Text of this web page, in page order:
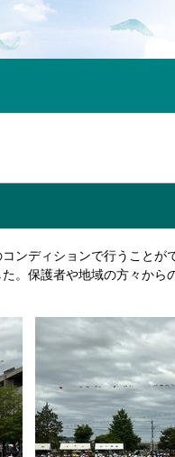
ンディションで行うこと
。保護者や地域の方々か